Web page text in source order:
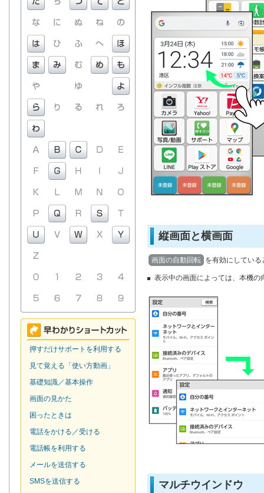
押すだけサポートを利用する
見て覚える「使い方動画」
基礎知識／基本操作
画面の見かた
困ったときは
電話をかける／受ける
電話帳を利用する
メールを送信する
SMSを送信する
縦画面と横画面
画面の自動回転 を有効にしてい
表示中の画面によっては、本機
マルチウインドウ